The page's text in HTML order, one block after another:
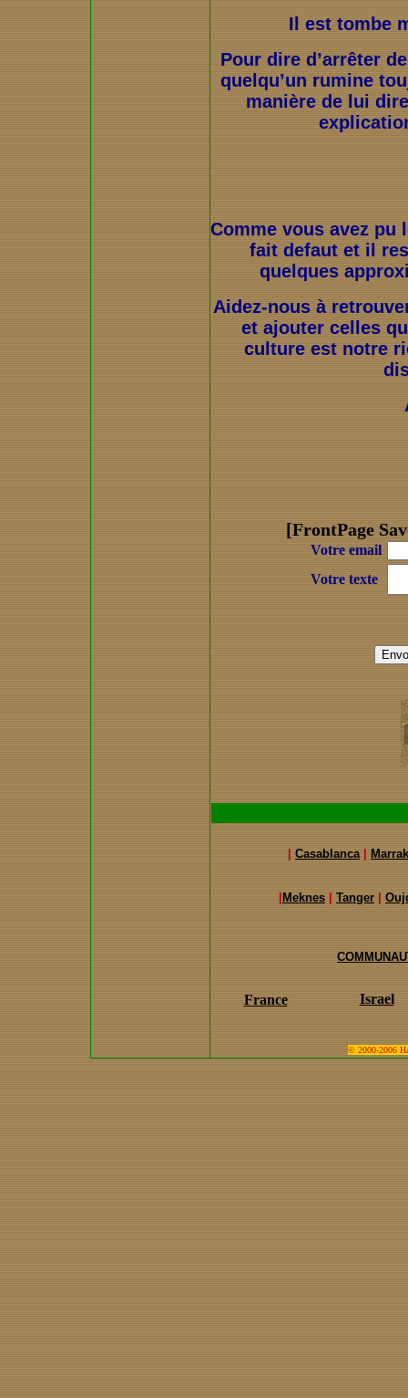
Il est tombe
Pour dire d’arrêter
quelqu’un rumine
manière de lui
Comme vous avez pu
fait defaut et il
quelques
Aidez-nous à
et ajouter celles
culture est notre
[FrontPage
Votre email
Votre texte
Casablanca|
Meknes Tanger
France Israel
© 2000-2006